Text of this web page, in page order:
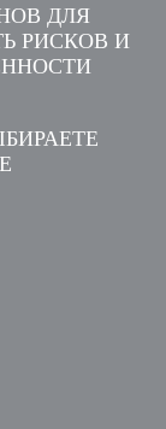
ДЛЯ
РИСКОВ И